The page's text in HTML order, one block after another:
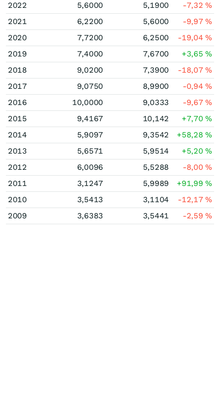
2022
5,6000 5,1900 -7,32%
2021
6,2200 5,6000 -9,97%
2020
7,7200 6,2500 -19,04%
2019
7,4000 7,6700 +3,65%
2018
9,0200 7,3900 -18,07%
2017
9,0750 8,9900 -0,94%
2016
10,0000 9,0333 -9,67%
2015
9,4167 10,142 +7,70%
2014
5,9097 9,3542 +58,28%
2013
5,6571 5,9514 +5,20%
2012
6,0096 5,5288 -8,00%
2011
3,1247 5,9989 +91,99%
2010
3,5413 3,1104 -12,17%
2009
3,6383 3,5441 -2,59%